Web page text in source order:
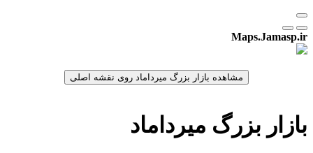
Maps.Jamasp.ir
بازار بزرگ میرداماد